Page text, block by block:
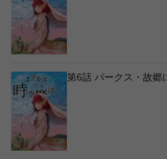
第6話 パークス・故郷